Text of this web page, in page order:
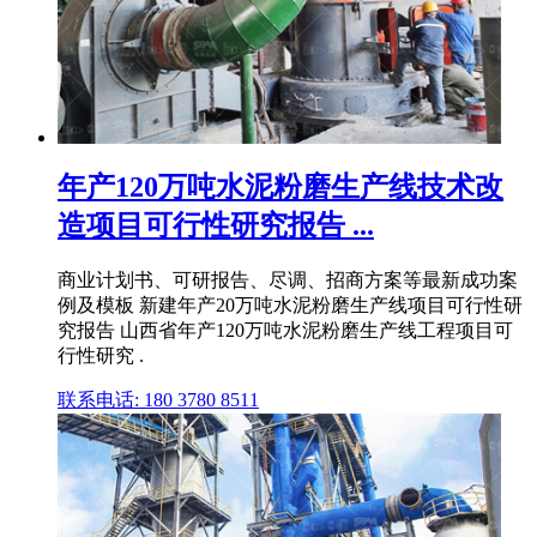
年产120万吨水泥粉磨生产线技术改
造项目可行性研究报告 ...
商业计划书、可研报告、尽调、招商方案等最新成功案
例及模板 新建年产20万吨水泥粉磨生产线项目可行性研
究报告 山西省年产120万吨水泥粉磨生产线工程项目可
行性研究 .
联系电话: 180 3780 8511